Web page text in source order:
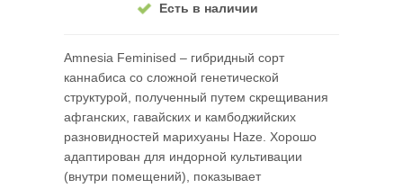
Есть в наличии
Amnesia Feminised – гибридный сорт
каннабиса со сложной генетической
структурой, полученный путем скрещивания
афганских, гавайских и камбоджийских
разновидностей марихуаны Haze. Хорошо
адаптирован для индорной культивации
(внутри помещений), показывает